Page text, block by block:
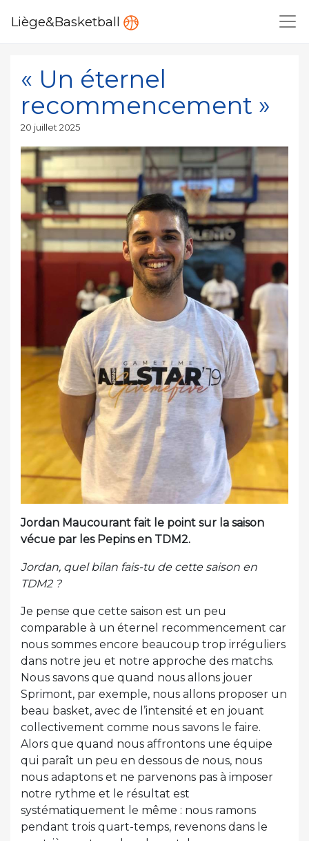
Liège&Basketball
« Un éternel
recommencement »
Publié
20 juillet 2025
Jordan Maucourant fait le point sur la saison
vécue par les Pepins en TDM2.
Jordan, quel bilan fais-tu de cette saison en
TDM2 ?
Je pense que cette saison est un peu
comparable à un éternel recommencement car
nous sommes encore beaucoup trop irréguliers
dans notre jeu et notre approche des matchs.
Nous savons que quand nous allons jouer
Sprimont, par exemple, nous allons proposer un
beau basket, avec de l’intensité et en jouant
collectivement comme nous savons le faire.
Alors que quand nous affrontons une équipe
qui paraît un peu en dessous de nous, nous
nous adaptons et ne parvenons pas à imposer
notre rythme et le résultat est
systématiquement le même : nous ramons
pendant trois quart-temps, revenons dans le